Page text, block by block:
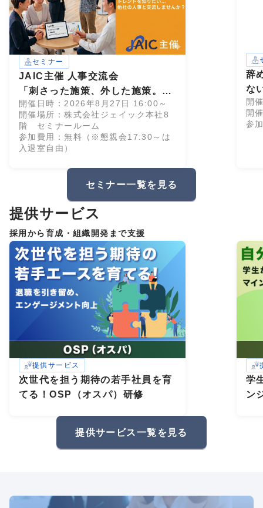
セミナー
JAIC主催 人事交流会
「刺さった施策、外した施策。」
28卒インターン設計、成功・失敗
のすべて
開催日時：2026年8月27日 16:00～
開催場所：株式会社ジェイック本社8
階 セミナールーム
参加費用：無料（※懇親会17:30～は
入退室自由）
辞
な
開
開
参
セミナー一覧を見る
提供サービス
採用から育成・組織開発まで支援
提供サービス
次世代を担う期待の若手社員を育
てる！OSP（オスパ）研修
学
ン
提供サービス一覧を見る